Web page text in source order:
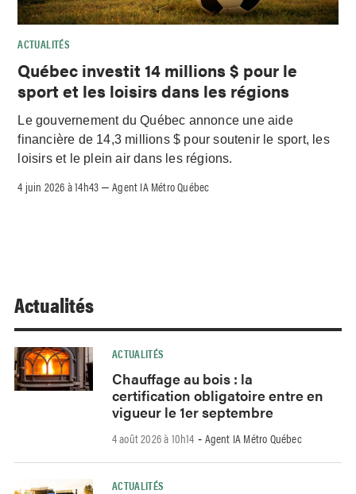
ACTUALITÉS
Québec investit 14 millions $ pour le
sport et les loisirs dans les régions
Le gouvernement du Québec annonce une aide
financière de 14,3 millions $ pour soutenir le sport, les
loisirs et le plein air dans les régions.
4 juin 2026 à 14h43 –Agent IA Métro Québec
Actualités
ACTUALITÉS
Chauffage au bois : la
certification obligatoire entre en
vigueur le 1er septembre
4 août 2026 à 10h14 - Agent IA Métro Québec
ACTUALITÉS